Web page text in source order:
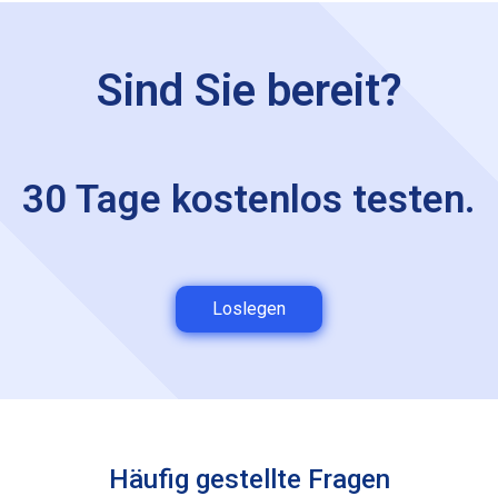
Sind Sie bereit?
30 Tage kostenlos testen.
Loslegen
Häufig gestellte Fragen